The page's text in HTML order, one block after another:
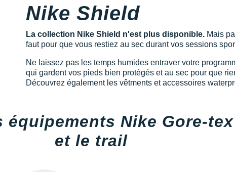
Nike Shield
La collection Nike Shield n'est plus disponible. Mais
faut pour que vous restiez au sec durant vos sessions
Ne laissez pas les temps humides entraver votre
qui gardent vos pieds bien protégés et au sec pour que
Découvrez également les vêtments et accessoires
équipements Nike Gore-
et le trail